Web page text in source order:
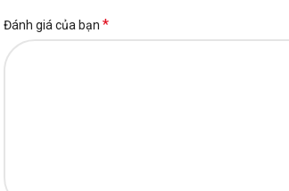
Đánh giá của bạn *